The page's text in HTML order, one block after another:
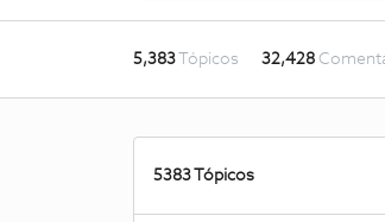
5,383Tópicos 32,428
5383 Tópicos